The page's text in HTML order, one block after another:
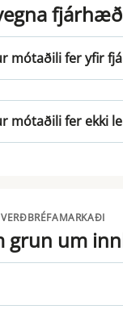
mótaðili fer yfir
mótaðili fer ekki
grun um